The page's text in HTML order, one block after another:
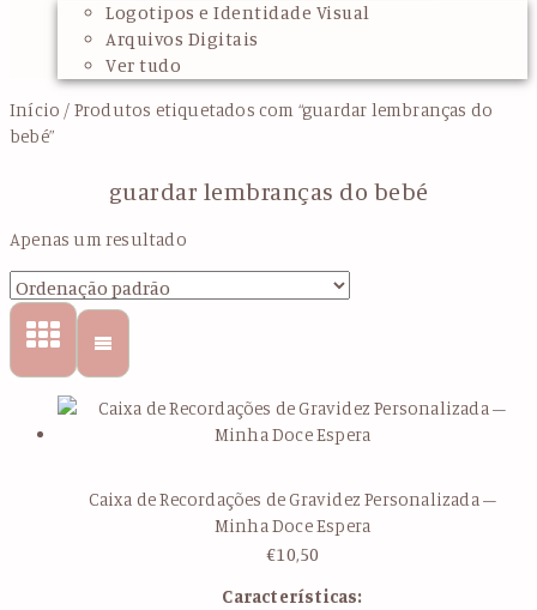
Logotipos e Identidade Visual
Arquivos Digitais
Ver tudo
Início / Produtos etiquetados com “guardar lembranças do
bebé”
guardar lembranças do bebé
Apenas um resultado
Caixa de Recordações de Gravidez Personalizada –
Minha Doce Espera
€10,50
Características: